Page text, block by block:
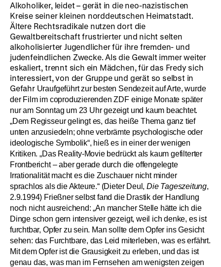
Alkoholiker, leidet – gerät in die neo-nazistischen
Kreise seiner kleinen norddeutschen Heimatstadt.
Ältere Rechtsradikale nutzen dort die
Gewaltbereitschaft frustrierter und nicht selten
alkoholisierter Jugendlicher für ihre fremden- und
judenfeindlichen Zwecke. Als die Gewalt immer weiter
eskaliert, trennt sich ein Mädchen, für das Fredy sich
interessiert, von der Gruppe und gerät so selbst in
Gefahr Uraufgeführt zur besten Sendezeit auf Arte, wurde
der Film im coproduzierenden ZDF einige Monate später
nur am Sonntag um 23 Uhr gezeigt und kaum beachtet.
„Dem Regisseur gelingt es, das heiße Thema ganz tief
unten anzusiedeln; ohne verbrämte psychologische oder
ideologische Symbolik“, hieß es in einer der wenigen
Kritiken. „Das Reality-Movie bedrückt als kaum gefilterter
Frontbericht – aber gerade durch die offengelegte
Irrationalität macht es die Zuschauer nicht minder
sprachlos als die Akteure.“ (Dieter Deul,Die Tageszeitung,
2.9.1994) Frießner selbst fand die Drastik der Handlung
noch nicht ausreichend: „An mancher Stelle hätte ich die
Dinge schon gern intensiver gezeigt, weil ich denke, es ist
furchtbar, Opfer zu sein. Man sollte dem Opfer ins Gesicht
sehen: das Furchtbare, das Leid miterleben, was es erfährt.
Mit dem Opfer ist die Grausigkeit zu erleben, und das ist
genau das, was man im Fernsehen am wenigsten zeigen